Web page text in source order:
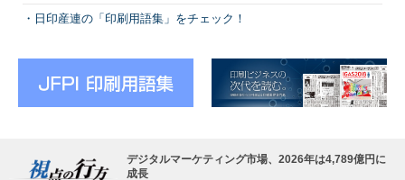
日印産連の「印刷用語集」をチェック！
デジタルマーケティング市場、2026年は4,789億円に
成長